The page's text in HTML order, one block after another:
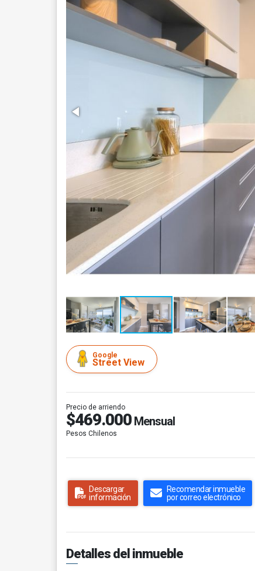
Google
Street View
Precio de arriendo
$469.000 Mensual
Pesos Chilenos
Descargar
información
Recomendar inmueble
por correo electrónico
Detalles del inmueble